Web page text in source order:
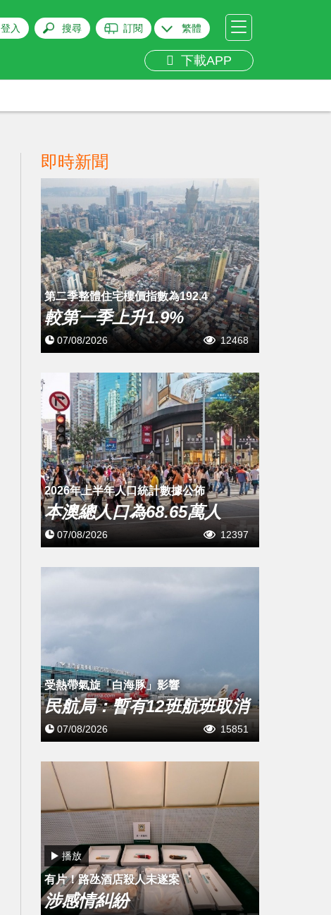
登入 搜尋 訂閱 繁體
下載APP
即時新聞
第二季整體住宅樓價指數為192.4
較第一季上升1.9%
07/08/2026 12468
2026年上半年人口統計數據公佈
本澳總人口為68.65萬人
07/08/2026 12397
受熱帶氣旋「白海豚」影響
民航局：暫有12班航班取消
07/08/2026 15851
播放
有片！路氹酒店殺人未遂案
涉感情糾紛